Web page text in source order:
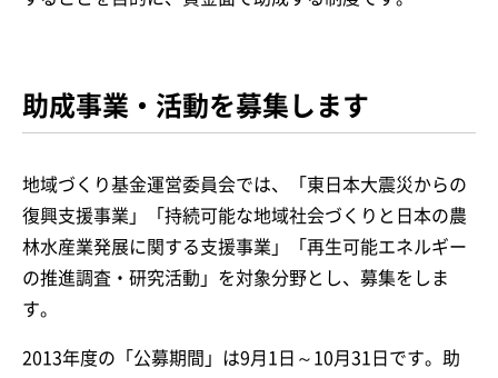
助成事業・活動を募集します
地域づくり基金運営委員会では、「東日本大震災からの
復興支援事業」「持続可能な地域社会づくりと日本の農
林水産業発展に関する支援事業」「再生可能エネルギー
の推進調査・研究活動」を対象分野とし、募集をしま
す。
2013年度の「公募期間」は9月1日～10月31日です。助